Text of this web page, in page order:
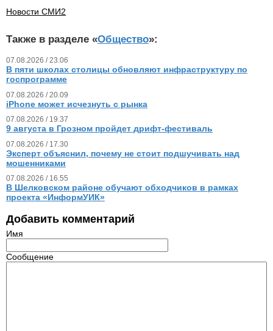
Новости СМИ2
Также в разделе «Общество»:
07.08.2026 / 23.06
В пяти школах столицы обновляют инфраструктуру по
госпрограмме
07.08.2026 / 20.09
iPhone может исчезнуть с рынка
07.08.2026 / 19.37
9 августа в Грозном пройдет дрифт-фестиваль
07.08.2026 / 17.30
Эксперт объяснил, почему не стоит подшучивать над
мошенниками
07.08.2026 / 16.55
В Шелковском районе обучают обходчиков в рамках
проекта «ИнформУИК»
Добавить комментарий
Имя
Сообщение